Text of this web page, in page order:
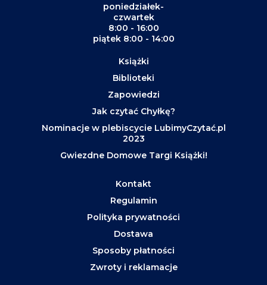
poniedziałek-
czwartek
8:00 - 16:00
piątek 8:00 - 14:00
Książki
Biblioteki
Zapowiedzi
Jak czytać Chyłkę?
Nominacje w plebiscycie LubimyCzytać.pl
2023
Gwiezdne Domowe Targi Książki!
Kontakt
Regulamin
Polityka prywatności
Dostawa
Sposoby płatności
Zwroty i reklamacje